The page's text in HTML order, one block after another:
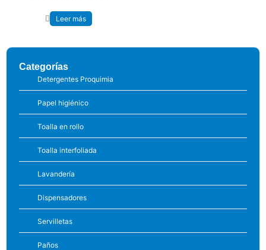
Categorías
Detergentes Proquimia
Papel higiénico
Toalla en rollo
Toalla interfoliada
Lavandería
Dispensadores
Servilletas
Paños
Leer más